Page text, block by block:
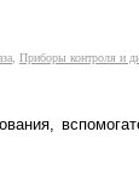
Приборы контроля и